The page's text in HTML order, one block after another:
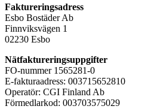
Faktureringsadress
Esbo Bostäder Ab
Finnviksvägen 1
02230 Esbo
Nätfaktureringsuppgifter
FO-nummer 1565281-0
E-fakturaadress: 003715652810
Operatör: CGI Finland Ab
Förmedlarkod: 003703575029